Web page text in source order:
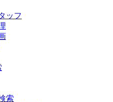
ッフ
索